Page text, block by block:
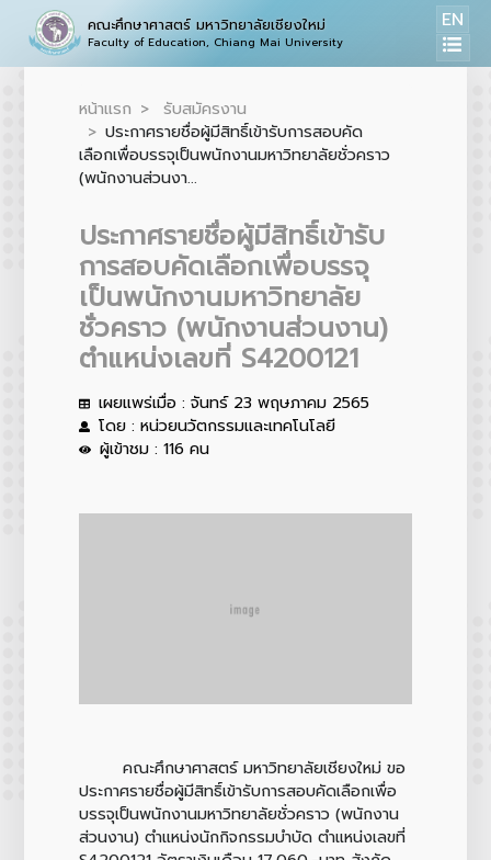
คณะศึกษาศาสตร์ มหาวิทยาลัยเชียงใหม่
Faculty of Education, Chiang Mai University
EN
หน้าแรก
รับสมัครงาน
ประกาศรายชื่อผู้มีสิทธิ์เข้ารับการสอบคัด
เลือกเพื่อบรรจุเป็นพนักงานมหาวิทยาลัยชั่วคราว
(พนักงานส่วนงา...
ประกาศรายชื่อผู้มีสิทธิ์เข้ารับ
การสอบคัดเลือกเพื่อบรรจุ
เป็นพนักงานมหาวิทยาลัย
ชั่วคราว (พนักงานส่วนงาน)
ตำแหน่งเลขที่ S4200121
เผยแพร่เมื่อ : จันทร์ 23 พฤษภาคม 2565
โดย : หน่วยนวัตกรรมและเทคโนโลยี
ผู้เข้าชม : 116 คน
คณะศึกษาศาสตร์ มหาวิทยาลัยเชียงใหม่ ขอ
ประกาศรายชื่อผู้มีสิทธิ์เข้ารับการสอบคัดเลือกเพื่อ
บรรจุเป็นพนักงานมหาวิทยาลัยชั่วคราว (พนักงาน
ส่วนงาน) ตำแหน่งนักกิจกรรมบำบัด ตำแหน่งเลขที่